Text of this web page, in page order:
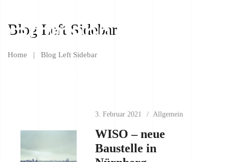
Blog Left Sidebar
Home | Blog Left Sidebar
3. Februar 2021 Allgemein
WISO – neue
Baustelle in